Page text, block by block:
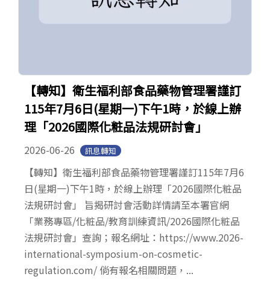
【轉知】衛生福利部食品藥物管理署謹訂
115年7月6日(星期一)下午1時，於線上辦
理「2026國際化粧品法規研討會」
2026-06-26 訊息轉知
【轉知】衛生福利部食品藥物管理署謹訂115年7月6
日(星期一)下午1時，於線上辦理「2026國際化粧品
法規研討會」 旨揭研討會活動詳情請至本署官網
「業務專區/化粧品/教育訓練資訊/2026國際化粧品
法規研討會」查詢；報名網址：https://www.2026-
international-symposium-on-cosmetic-
regulation.com/ 倘有報名相關問題，...